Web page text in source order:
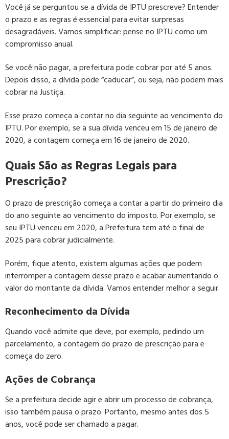
Você já se perguntou se a dívida de IPTU prescreve? Entender
o prazo e as regras é essencial para evitar surpresas
desagradáveis. Vamos simplificar: pense no IPTU como um
compromisso anual.
Se você não pagar, a prefeitura pode cobrar por até 5 anos.
Depois disso, a dívida pode “caducar”, ou seja, não podem mais
cobrar na Justiça.
Esse prazo começa a contar no dia seguinte ao vencimento do
IPTU. Por exemplo, se a sua dívida venceu em 15 de janeiro de
2020, a contagem começa em 16 de janeiro de 2020.
Quais São as Regras Legais para
Prescrição?
O prazo de prescrição começa a contar a partir do primeiro dia
do ano seguinte ao vencimento do imposto. Por exemplo, se
seu IPTU venceu em 2020, a Prefeitura tem até o final de
2025 para cobrar judicialmente.
Porém, fique atento, existem algumas ações que podem
interromper a contagem desse prazo e acabar aumentando o
valor do montante da dívida. Vamos entender melhor a seguir.
Reconhecimento da Dívida
Quando você admite que deve, por exemplo, pedindo um
parcelamento, a contagem do prazo de prescrição para e
começa do zero.
Ações de Cobrança
Se a prefeitura decide agir e abrir um processo de cobrança,
isso também pausa o prazo. Portanto, mesmo antes dos 5
anos, você pode ser chamado a pagar.